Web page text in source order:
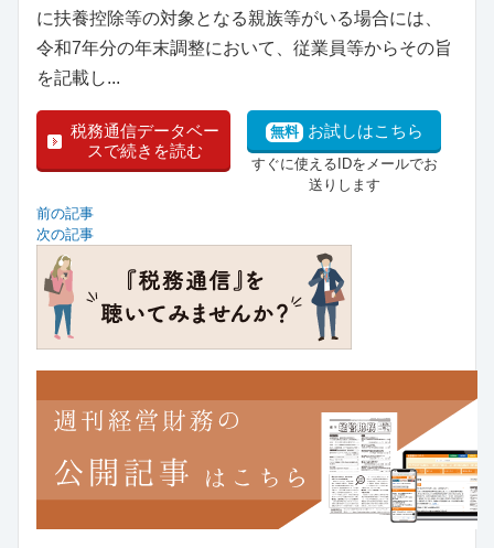
に扶養控除等の対象となる親族等がいる場合には、
令和7年分の年末調整において、従業員等からその旨
を記載し...
税務通信データベー
スで続きを読む
無料 お試しはこちら
すぐに使えるIDをメールでお
送りします
前の記事
次の記事